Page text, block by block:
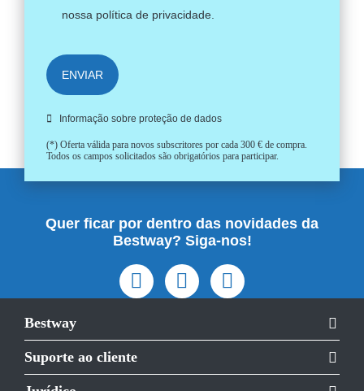
nossa política de privacidade.
ENVIAR
Informação sobre proteção de dados
(*) Oferta válida para novos subscritores por cada 300 € de compra.
Todos os campos solicitados são obrigatórios para participar.
Quer ficar por dentro das novidades da
Bestway? Siga-nos!
Bestway
Suporte ao cliente